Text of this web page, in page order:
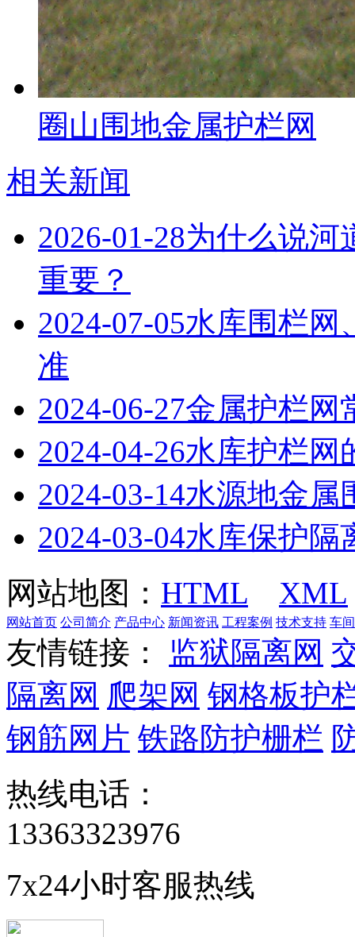
圈山围地金属护栏网
相关新闻
2026-01-28为什么说河
重要？
2024-07-05水库围栏网
准
2024-06-27金属护栏网
2024-04-26水库护栏网
2024-03-14水源地金属
2024-03-04水库保护隔
网站地图： HTML XML
网站首页 公司简介 产品中心 新闻资讯 工程案例 技术支持 车
友情链接： 监狱隔离网
隔离网 爬架网 钢格板护
钢筋网片 铁路防护栅栏
热线电话：
13363323976
7x24小时客服热线